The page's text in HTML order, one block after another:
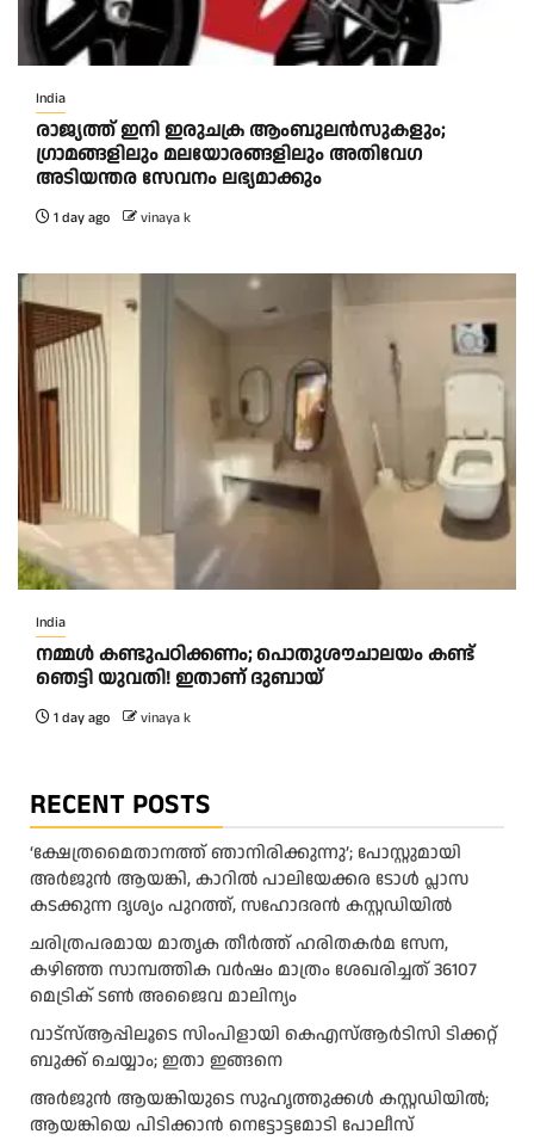
India
രാജ്യത്ത് ഇനി ഇരുചക്ര ആംബുലന്‍സുകളും;
ഗ്രാമങ്ങളിലും മലയോരങ്ങളിലും അതിവേഗ
അടിയന്തര സേവനം ലഭ്യമാക്കും
1 day ago vinaya k
India
നമ്മൾ കണ്ടുപഠിക്കണം; പൊതുശൗചാലയം കണ്ട്
ഞെട്ടി യുവതി! ഇതാണ് ദുബായ്
1 day ago vinaya k
RECENT POSTS
‘ക്ഷേത്രമൈതാനത്ത് ഞാനിരിക്കുന്നു’; പോസ്റ്റുമായി
അർജുൻ ആയങ്കി, കാറിൽ പാലിയേക്കര ടോൾ പ്ലാസ
കടക്കുന്ന ദൃശ്യം പുറത്ത്, സഹോദരൻ കസ്റ്റഡിയിൽ
ചരിത്രപരമായ മാതൃക തീര്‍ത്ത് ഹരിതകര്‍മ സേന,
കഴിഞ്ഞ സാമ്പത്തിക വര്‍ഷം മാത്രം ശേഖരിച്ചത് 36107
മെട്രിക് ടണ്‍ അജൈവ മാലിന്യം
വാട്‌സ്ആപ്പിലൂടെ സിംപിളായി കെഎസ്ആര്‍ടിസി ടിക്കറ്റ്
ബുക്ക് ചെയ്യാം; ഇതാ ഇങ്ങനെ
അർജുൻ ആയങ്കിയുടെ സുഹൃത്തുക്കൾ കസ്റ്റഡിയിൽ;
ആയങ്കിയെ പിടിക്കാൻ നെട്ടോട്ടമോടി പോലീസ്